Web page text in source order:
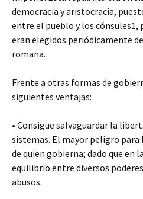
democracia y aristocracia,
entre el pueblo y los cónsules1,
eran elegidos periódicamente
romana.
Frente a otras formas de
siguientes ventajas:
• Consigue salvaguardar la
sistemas. El mayor peligro para
de quien gobierna; dado que en
equilibrio entre diversos
abusos.